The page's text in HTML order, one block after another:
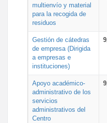
multienvío y material
para la recogida de
residuos
Gestión de cátedras
de empresa (Dirigida
a empresas e
instituciones)
Apoyo académico-
administrativo de los
servicios
administrativos del
Centro